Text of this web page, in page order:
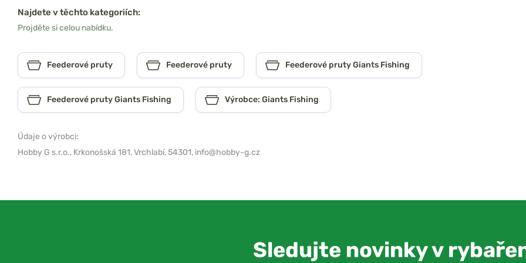
Najdete v těchto kategoriích:
Projděte si celou nabídku.
Feederové pruty Feederové pruty Feederové pruty Giants Fishing
Feederové pruty Giants Fishing Výrobce: Giants Fishing
Údaje o výrobci:
Hobby G s.r.o., Krkonošská 181, Vrchlabí, 54301, info@hobby-g.cz
Sledujte novinky v